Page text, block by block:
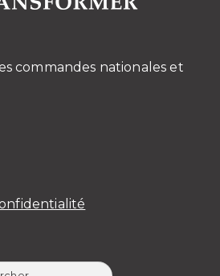
commandes nationales et
: